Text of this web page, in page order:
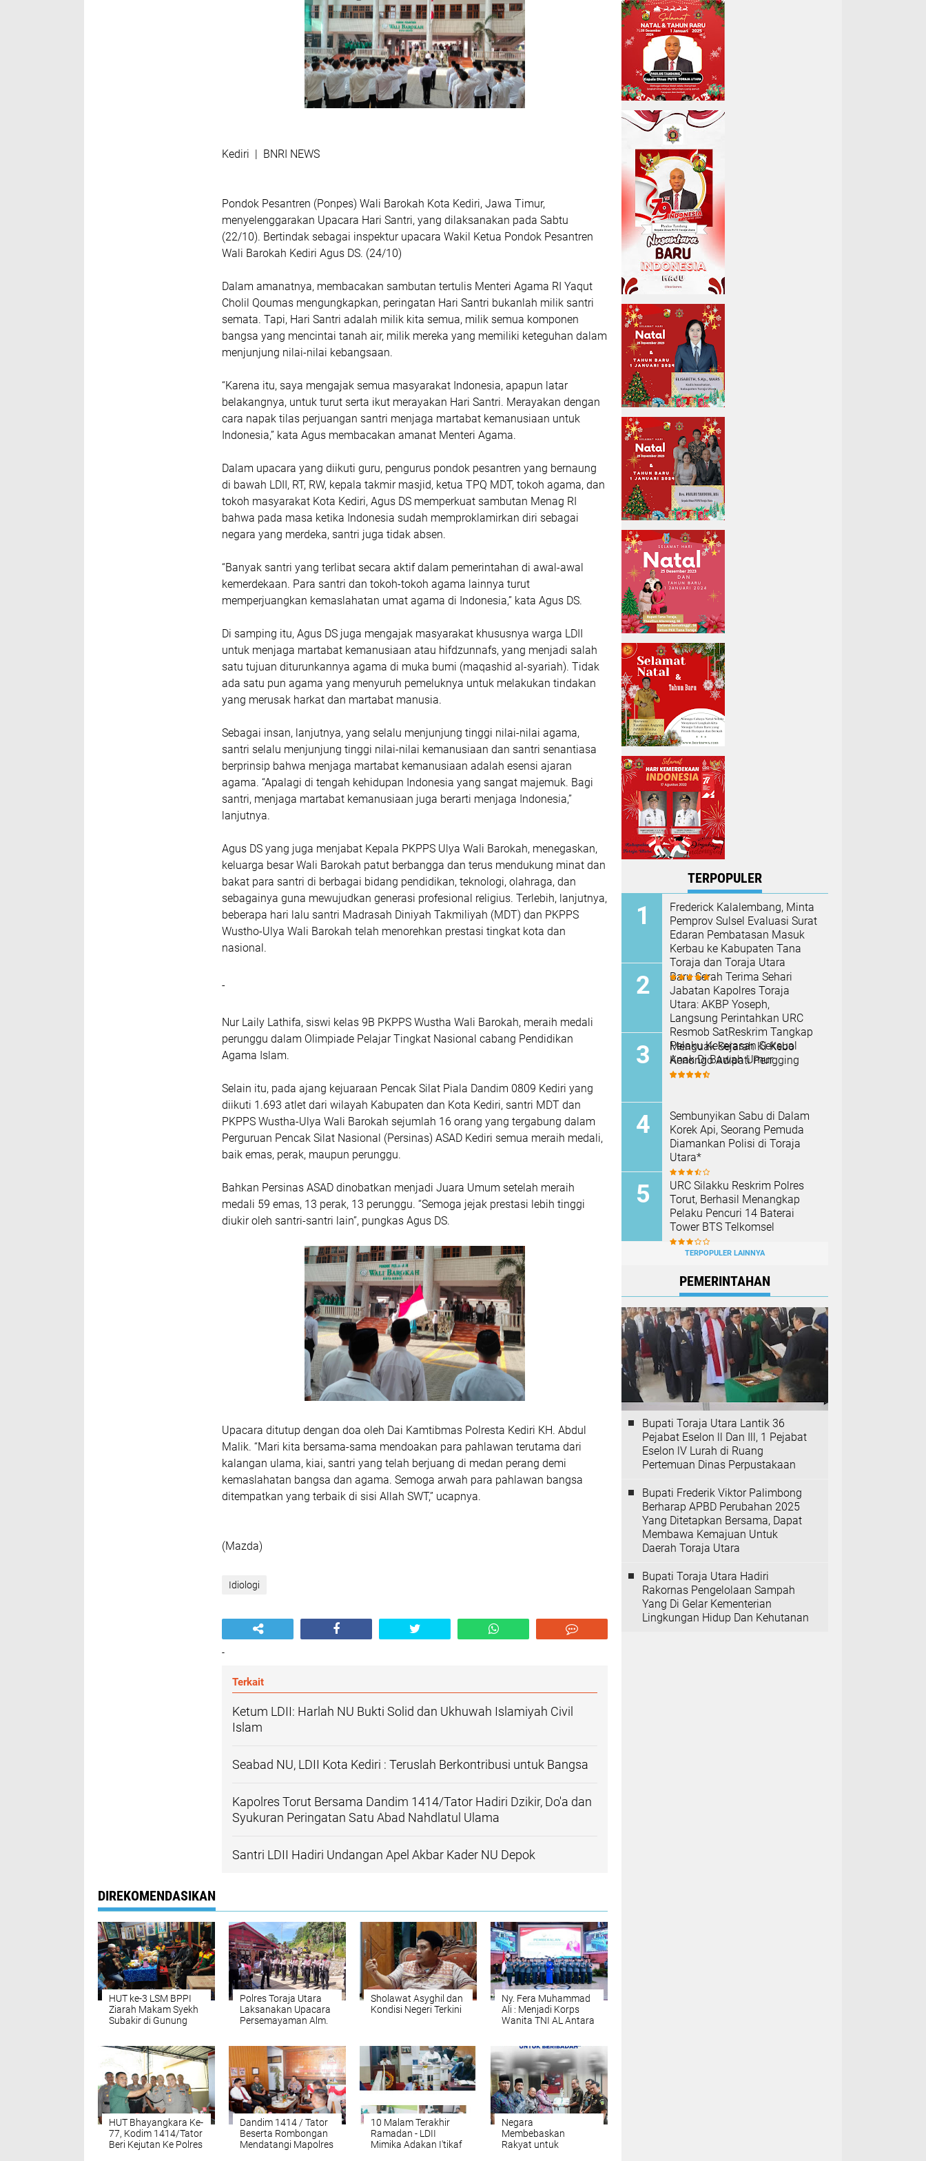
Kediri | BNRI NEWS
Pondok Pesantren (Ponpes) Wali Barokah Kota Kediri, Jawa Timur,
menyelenggarakan Upacara Hari Santri, yang dilaksanakan pada Sabtu
(22/10). Bertindak sebagai inspektur upacara Wakil Ketua Pondok Pesantren
Wali Barokah Kediri Agus DS. (24/10)
Dalam amanatnya, membacakan sambutan tertulis Menteri Agama RI Yaqut
Cholil Qoumas mengungkapkan, peringatan Hari Santri bukanlah milik santri
semata. Tapi, Hari Santri adalah milik kita semua, milik semua komponen
bangsa yang mencintai tanah air, milik mereka yang memiliki keteguhan dalam
menjunjung nilai-nilai kebangsaan.
“Karena itu, saya mengajak semua masyarakat Indonesia, apapun latar
belakangnya, untuk turut serta ikut merayakan Hari Santri. Merayakan dengan
cara napak tilas perjuangan santri menjaga martabat kemanusiaan untuk
Indonesia,” kata Agus membacakan amanat Menteri Agama.
Dalam upacara yang diikuti guru, pengurus pondok pesantren yang bernaung
di bawah LDII, RT, RW, kepala takmir masjid, ketua TPQ MDT, tokoh agama, dan
tokoh masyarakat Kota Kediri, Agus DS memperkuat sambutan Menag RI
bahwa pada masa ketika Indonesia sudah memproklamirkan diri sebagai
negara yang merdeka, santri juga tidak absen.
“Banyak santri yang terlibat secara aktif dalam pemerintahan di awal-awal
kemerdekaan. Para santri dan tokoh-tokoh agama lainnya turut
memperjuangkan kemaslahatan umat agama di Indonesia,” kata Agus DS.
Di samping itu, Agus DS juga mengajak masyarakat khususnya warga LDII
untuk menjaga martabat kemanusiaan atau hifdzunnafs, yang menjadi salah
satu tujuan diturunkannya agama di muka bumi (maqashid al-syariah). Tidak
ada satu pun agama yang menyuruh pemeluknya untuk melakukan tindakan
yang merusak harkat dan martabat manusia.
Sebagai insan, lanjutnya, yang selalu menjunjung tinggi nilai-nilai agama,
santri selalu menjunjung tinggi nilai-nilai kemanusiaan dan santri senantiasa
berprinsip bahwa menjaga martabat kemanusiaan adalah esensi ajaran
agama. “Apalagi di tengah kehidupan Indonesia yang sangat majemuk. Bagi
santri, menjaga martabat kemanusiaan juga berarti menjaga Indonesia,”
lanjutnya.
Agus DS yang juga menjabat Kepala PKPPS Ulya Wali Barokah, menegaskan,
keluarga besar Wali Barokah patut berbangga dan terus mendukung minat dan
bakat para santri di berbagai bidang pendidikan, teknologi, olahraga, dan
sebagainya guna mewujudkan generasi profesional religius. Terlebih, lanjutnya,
beberapa hari lalu santri Madrasah Diniyah Takmiliyah (MDT) dan PKPPS
Wustho-Ulya Wali Barokah telah menorehkan prestasi tingkat kota dan
nasional.
-
Nur Laily Lathifa, siswi kelas 9B PKPPS Wustha Wali Barokah, meraih medali
perunggu dalam Olimpiade Pelajar Tingkat Nasional cabang Pendidikan
Agama Islam.
Selain itu, pada ajang kejuaraan Pencak Silat Piala Dandim 0809 Kediri yang
diikuti 1.693 atlet dari wilayah Kabupaten dan Kota Kediri, santri MDT dan
PKPPS Wustha-Ulya Wali Barokah sejumlah 16 orang yang tergabung dalam
Perguruan Pencak Silat Nasional (Persinas) ASAD Kediri semua meraih medali,
baik emas, perak, maupun perunggu.
Bahkan Persinas ASAD dinobatkan menjadi Juara Umum setelah meraih
medali 59 emas, 13 perak, 13 perunggu. “Semoga jejak prestasi lebih tinggi
diukir oleh santri-santri lain”, pungkas Agus DS.
Upacara ditutup dengan doa oleh Dai Kamtibmas Polresta Kediri KH. Abdul
Malik. “Mari kita bersama-sama mendoakan para pahlawan terutama dari
kalangan ulama, kiai, santri yang telah berjuang di medan perang demi
kemaslahatan bangsa dan agama. Semoga arwah para pahlawan bangsa
ditempatkan yang terbaik di sisi Allah SWT,” ucapnya.
(Mazda)
Idiologi
-
Terkait
Ketum LDII: Harlah NU Bukti Solid dan Ukhuwah Islamiyah Civil
Islam
Seabad NU, LDII Kota Kediri : Teruslah Berkontribusi untuk Bangsa
Kapolres Torut Bersama Dandim 1414/Tator Hadiri Dzikir, Do'a dan
Syukuran Peringatan Satu Abad Nahdlatul Ulama
Santri LDII Hadiri Undangan Apel Akbar Kader NU Depok
DIREKOMENDASIKAN
HUT ke-3 LSM BPPI
Ziarah Makam Syekh
Subakir di Gunung
Polres Toraja Utara
Laksanakan Upacara
Persemayaman Alm.
Kepolisian
Sholawat Asyghil dan
Kondisi Negeri Terkini
Ny. Fera Muhammad
Ali : Menjadi Korps
Wanita TNI AL Antara
Emansipasi
HUT Bhayangkara Ke-
77, Kodim 1414/Tator
Beri Kejutan Ke Polres
Dandim 1414 / Tator
Beserta Rombongan
Mendatangi Mapolres
10 Malam Terakhir
Ramadan - LDII
Mimika Adakan I'tikaf
Negara
Membebaskan
Rakyat untuk
TERPOPULER
Frederick Kalalembang, Minta
Pemprov Sulsel Evaluasi Surat
Edaran Pembatasan Masuk
Kerbau ke Kabupaten Tana
Toraja dan Toraja Utara
Baru Serah Terima Sehari
Jabatan Kapolres Toraja
Utara: AKBP Yoseph,
Langsung Perintahkan URC
Resmob SatReskrim Tangkap
Pelaku Kekerasan Seksual
Anak Di Bawah Umur
Menguak Sejarah Ki Kebo
Kenongo Adipati Pengging
Sembunyikan Sabu di Dalam
Korek Api, Seorang Pemuda
Diamankan Polisi di Toraja
Utara*
URC Silakku Reskrim Polres
Torut, Berhasil Menangkap
Pelaku Pencuri 14 Baterai
Tower BTS Telkomsel
TERPOPULER LAINNYA
PEMERINTAHAN
Bupati Toraja Utara Lantik 36
Pejabat Eselon ll Dan Ill, 1 Pejabat
Eselon lV Lurah di Ruang
Pertemuan Dinas Perpustakaan
Bupati Frederik Viktor Palimbong
Berharap APBD Perubahan 2025
Yang Ditetapkan Bersama, Dapat
Membawa Kemajuan Untuk
Daerah Toraja Utara
Bupati Toraja Utara Hadiri
Rakornas Pengelolaan Sampah
Yang Di Gelar Kementerian
Lingkungan Hidup Dan Kehutanan